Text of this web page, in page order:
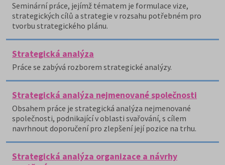
Seminární práce, jejímž tématem je formulace vize,
strategických cílů a strategie v rozsahu potřebném pro
tvorbu strategického plánu.
Strategická analýza
Práce se zabývá rozborem strategické analýzy.
Strategická analýza nejmenované společnosti
Obsahem práce je strategická analýza nejmenované
společnosti, podnikající v oblasti svařování, s cílem
navrhnout doporučení pro zlepšení její pozice na trhu.
Strategická analýza organizace a návrhy